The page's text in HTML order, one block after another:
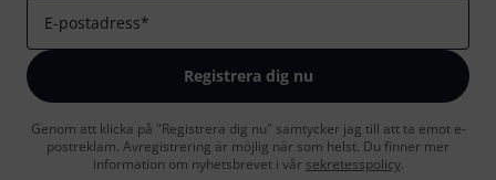
E-postadress*
Registrera dig nu
Genom att klicka på "Registrera dig nu" samtycker jag till att ta emot e-
postreklam. Avregistrering är möjlig när som helst. Du finner mer
information om nyhetsbrevet i vår sekretesspolicy.